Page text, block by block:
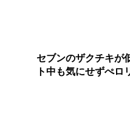
セブンのザクチキが
ト中も気にせずぺロ